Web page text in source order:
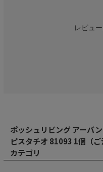
レビュ
ポッシュリビング アーバ
ピスタチオ 81093 1個（
カテゴリ